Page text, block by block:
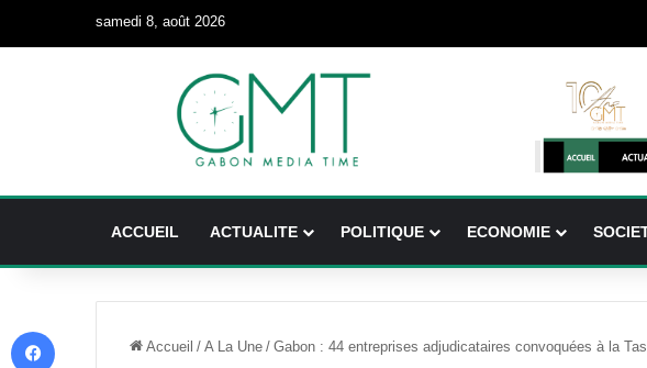
samedi 8, août 2026
ACCUEIL ACTUALITE POLITIQUE ECONOMIE
Accueil / A La Une / Gabon : 44 entreprises adjudicataires convoquées à la